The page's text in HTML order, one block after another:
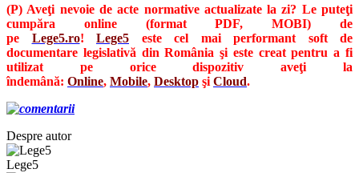
(P) Aveţi nevoie de acte normative actualizate la zi? Le puteţi
cumpăra online (format PDF, MOBI) de
pe
Lege5.ro! Lege5
este cel mai performant soft de
documentare legislativă din România şi este creat pentru a fi
utilizat pe orice dispozitiv aveţi la
îndemână: Online, Mobile, Desktop şi Cloud.
Despre autor
Lege5